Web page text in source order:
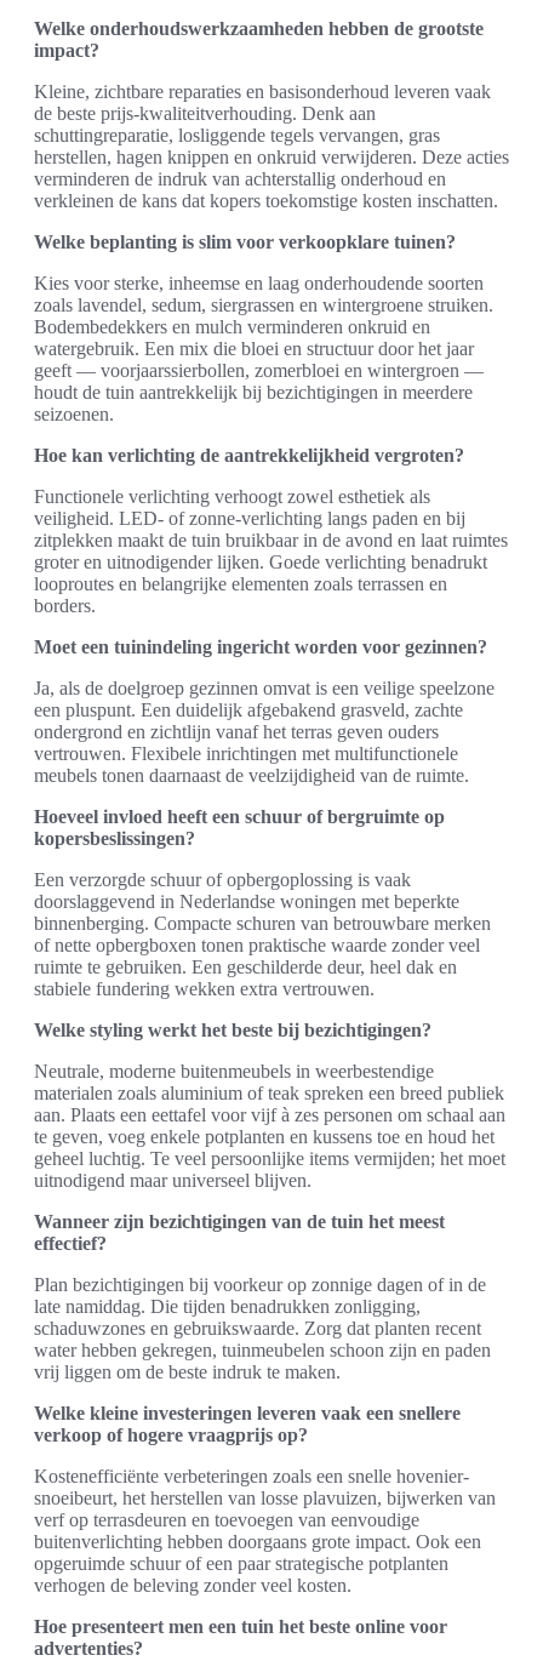
Welke onderhoudswerkzaamheden hebben de grootste
impact?
Kleine, zichtbare reparaties en basisonderhoud leveren vaak
de beste prijs-kwaliteitverhouding. Denk aan
schuttingreparatie, losliggende tegels vervangen, gras
herstellen, hagen knippen en onkruid verwijderen. Deze acties
verminderen de indruk van achterstallig onderhoud en
verkleinen de kans dat kopers toekomstige kosten inschatten.
Welke beplanting is slim voor verkoopklare tuinen?
Kies voor sterke, inheemse en laag onderhoudende soorten
zoals lavendel, sedum, siergrassen en wintergroene struiken.
Bodembedekkers en mulch verminderen onkruid en
watergebruik. Een mix die bloei en structuur door het jaar
geeft — voorjaarssierbollen, zomerbloei en wintergroen —
houdt de tuin aantrekkelijk bij bezichtigingen in meerdere
seizoenen.
Hoe kan verlichting de aantrekkelijkheid vergroten?
Functionele verlichting verhoogt zowel esthetiek als
veiligheid. LED- of zonne-verlichting langs paden en bij
zitplekken maakt de tuin bruikbaar in de avond en laat ruimtes
groter en uitnodigender lijken. Goede verlichting benadrukt
looproutes en belangrijke elementen zoals terrassen en
borders.
Moet een tuinindeling ingericht worden voor gezinnen?
Ja, als de doelgroep gezinnen omvat is een veilige speelzone
een pluspunt. Een duidelijk afgebakend grasveld, zachte
ondergrond en zichtlijn vanaf het terras geven ouders
vertrouwen. Flexibele inrichtingen met multifunctionele
meubels tonen daarnaast de veelzijdigheid van de ruimte.
Hoeveel invloed heeft een schuur of bergruimte op
kopersbeslissingen?
Een verzorgde schuur of opbergoplossing is vaak
doorslaggevend in Nederlandse woningen met beperkte
binnenberging. Compacte schuren van betrouwbare merken
of nette opbergboxen tonen praktische waarde zonder veel
ruimte te gebruiken. Een geschilderde deur, heel dak en
stabiele fundering wekken extra vertrouwen.
Welke styling werkt het beste bij bezichtigingen?
Neutrale, moderne buitenmeubels in weerbestendige
materialen zoals aluminium of teak spreken een breed publiek
aan. Plaats een eettafel voor vijf à zes personen om schaal aan
te geven, voeg enkele potplanten en kussens toe en houd het
geheel luchtig. Te veel persoonlijke items vermijden; het moet
uitnodigend maar universeel blijven.
Wanneer zijn bezichtigingen van de tuin het meest
effectief?
Plan bezichtigingen bij voorkeur op zonnige dagen of in de
late namiddag. Die tijden benadrukken zonligging,
schaduwzones en gebruikswaarde. Zorg dat planten recent
water hebben gekregen, tuinmeubelen schoon zijn en paden
vrij liggen om de beste indruk te maken.
Welke kleine investeringen leveren vaak een snellere
verkoop of hogere vraagprijs op?
Kostenefficiënte verbeteringen zoals een snelle hovenier-
snoeibeurt, het herstellen van losse plavuizen, bijwerken van
verf op terrasdeuren en toevoegen van eenvoudige
buitenverlichting hebben doorgaans grote impact. Ook een
opgeruimde schuur of een paar strategische potplanten
verhogen de beleving zonder veel kosten.
Hoe presenteert men een tuin het beste online voor
advertenties?